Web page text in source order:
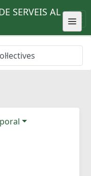
SERVEIS AL